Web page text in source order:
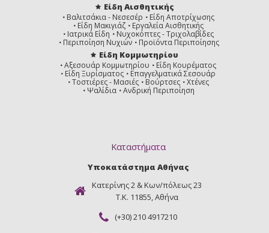
Είδη Αισθητικής
Βαλιτσάκια - Νεσεσέρ
Είδη Αποτρίχωσης
Είδη Μακιγιάζ
Εργαλεία Αισθητικής
Ιατρικά Είδη
Νυχοκόπτες - Τριχολαβίδες
Περιποίηση Νυχιών
Προϊόντα Περιποίησης
Είδη Κομμωτηρίου
Αξεσουάρ Κομμωτηρίου
Είδη Κουρέματος
Είδη Ξυρίσματος
Επαγγελματικά Σεσουάρ
Τοστιέρες - Μασιές
Βούρτσες
Χτένες
Ψαλίδια
Ανδρική Περιποίηση
Καταστήματα
Υποκατάστημα Αθήνας
Κατερίνης 2 & Κων/πόλεως 23
Τ.Κ. 11855, Αθήνα
(+30) 210 4917210